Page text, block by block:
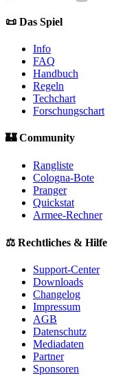
📜 Das Spiel
Info
FAQ
Handbuch
Regeln
Techchart
Forschungschart
🏰 Community
Rangliste
Cologna-Bote
Pranger
Quickstat
Armee-Rechner
⚖️ Rechtliches & Hilfe
Support-Center
Downloads
Changelog
Impressum
AGB
Datenschutz
Mediadaten
Partner
Sponsoren